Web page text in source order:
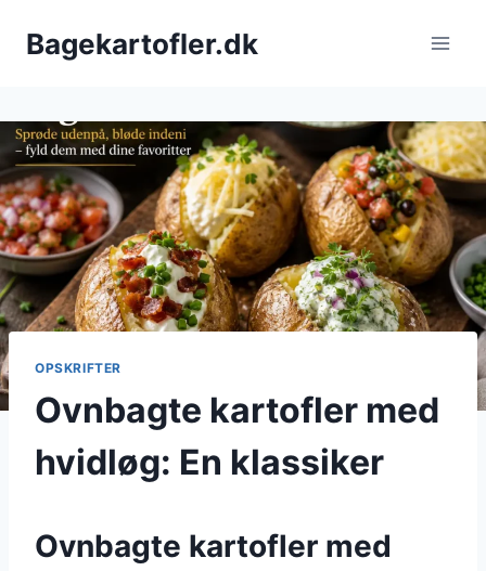
Bagekartofler.dk
OPSKRIFTER
Ovnbagte kartofler med
hvidløg: En klassiker
Ovnbagte kartofler med